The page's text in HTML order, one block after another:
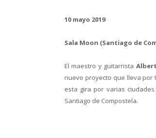
10 mayo 2019
Sala Moon (Santiago de
El maestro y guitarrista
nuevo proyecto que lleva por
esta gira por varias
Santiago de Compostela.